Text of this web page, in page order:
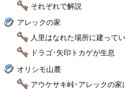
それぞれで解説
アレックの家
人里はなれた場所に建って
ドラゴ･矢印トカゲが生息
オリシモ山麓
アウケサキ峠･アレックの家